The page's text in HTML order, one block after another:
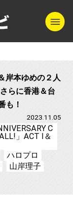
テレ朝チャンネ
岸本ゆめの２人
らに香港＆台
も！
2023.11.05
C
」ACT I＆
ハロプロ
山岸理子